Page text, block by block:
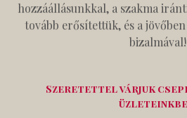
hozzáállásunkkal, a szakma
tovább erősítettük, és a
bizalmával!
Szeretettel várjuk